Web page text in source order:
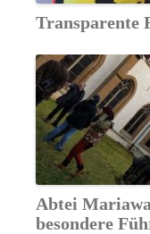
Transparente
Abtei
besondere